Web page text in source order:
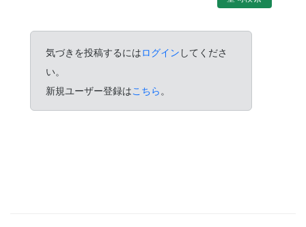
気づきを投稿するにはログイン してくださ
い。
新規ユーザー登録はこちら 。